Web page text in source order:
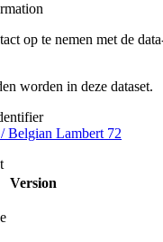
op te nemen met de
worden in deze dataset.
Belgian Lambert 72
Version